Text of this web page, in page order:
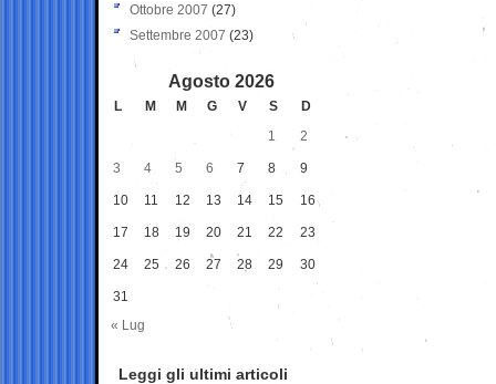
Ottobre 2007 (27)
Settembre 2007 (23)
Agosto 2026
L M M G V S
D
1
2
3 4 5 6 7 8 9
10 11 12 13 14 15 16
17 18 19 20 21 22 23
24 25 26 27 28 29 30
31
« Lug
Leggi gli ultimi articoli